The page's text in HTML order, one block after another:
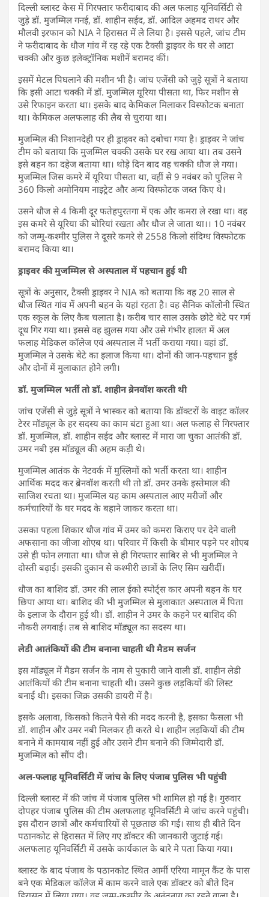
दिल्ली ब्लास्ट केस में गिरफ्तार फरीदाबाद की अल फलाह यूनिवर्सिटी से
जुड़े डॉ. मुजम्मिल गनई, डॉ. शाहीन सईद, डॉ. आदिल अहमद राथर और
मौलवी इरफान को NIA ने हिरासत में ले लिया है। इससे पहले, जांच टीम
ने फरीदाबाद के धौज गांव में रह रहे एक टैक्सी ड्राइवर के घर से आटा
चक्की और कुछ इलेक्ट्रॉनिक मशीनें बरामद कीं।
इसमें मेटल पिघलाने की मशीन भी है। जांच एजेंसी को जुड़े सूत्रों ने बताया
कि इसी आटा चक्की में डॉ. मुजम्मिल यूरिया पीसता था, फिर मशीन से
उसे रिफाइन करता था। इसके बाद केमिकल मिलाकर विस्फोटक बनाता
था। केमिकल अलफलाह की लैब से चुराया था।
मुजम्मिल की निशानदेही पर ही ड्राइवर को दबोचा गया है। ड्राइवर ने जांच
टीम को बताया कि मुजम्मिल चक्की उसके घर रख आया था। तब उसने
इसे बहन का दहेज बताया था। थोड़े दिन बाद वह चक्की धौज ले गया।
मुजम्मिल जिस कमरे में यूरिया पीसता था, वहीं से 9 नवंबर को पुलिस ने
360 किलो अमोनियम नाइट्रेट और अन्य विस्फोटक जब्त किए थे।
उसने धौज से 4 किमी दूर फतेहपुरतगा में एक और कमरा ले रखा था। वह
इस कमरे से यूरिया की बोरियां रखता और धौज ले जाता था।। 10 नवंबर
को जम्मू-कश्मीर पुलिस ने दूसरे कमरे से 2558 किलो संदिग्ध विस्फोटक
बरामद किया था।
ड्राइवर की मुजम्मिल से अस्पताल में पहचान हुई थी
सूत्रों के अनुसार, टैक्सी ड्राइवर ने NIA को बताया कि वह 20 साल से
धौज स्थित गांव में अपनी बहन के यहां रहता है। वह सैनिक कॉलोनी स्थित
एक स्कूल के लिए कैब चलाता है। करीब चार साल उसके छोटे बेटे पर गर्म
दूध गिर गया था। इससे वह झुलस गया और उसे गंभीर हालत में अल
फलाह मेडिकल कॉलेज एवं अस्पताल में भर्ती कराया गया। वहां डॉ.
मुजम्मिल ने उसके बेटे का इलाज किया था। दोनों की जान-पहचान हुई
और दोनों में मुलाकात होने लगी।
डॉ. मुजम्मिल भर्ती तो डॉ. शाहीन ब्रेनवॉश करती थी
जांच एजेंसी से जुड़े सूत्रों ने भास्कर को बताया कि डॉक्टरों के वाइट कॉलर
टेरर मॉड्यूल के हर सदस्य का काम बंटा हुआ था। अल फलाह से गिरफ्तार
डॉ. मुजम्मिल, डॉ. शाहीन सईद और ब्लास्ट में मारा जा चुका आतंकी डॉ.
उमर नबी इस मॉड्यूल की अहम कड़ी थे।
मुजम्मिल आतंक के नेटवर्क में मुस्लिमों को भर्ती करता था। शाहीन
आर्थिक मदद कर ब्रेनवॉश करती थी तो डॉ. उमर उनके इस्तेमाल की
साजिश रचता था। मुजम्मिल यह काम अस्पताल आए मरीजों और
कर्मचारियों के घर मदद के बहाने जाकर करता था।
उसका पहला शिकार धौज गांव में उमर को कमरा किराए पर देने वाली
अफसाना का जीजा शोएब था। परिवार में किसी के बीमार पड़ने पर शोएब
उसे ही फोन लगाता था। धौज से ही गिरफ्तार साबिर से भी मुजम्मिल ने
दोस्ती बढ़ाई। इसकी दुकान से कश्मीरी छात्रों के लिए सिम खरीदीं।
धौज का बाशिद डॉ. उमर की लाल ईको स्पोर्ट्स कार अपनी बहन के घर
छिपा आया था। बाशिद की भी मुजम्मिल से मुलाकात अस्पताल में पिता
के इलाज के दौरान हुई थी। डॉ. शाहीन ने उमर के कहने पर बाशिद की
नौकरी लगवाई। तब से बाशिद मॉड्यूल का सदस्य था।
लेडी आतंकियों की टीम बनाना चाहती थी मैडम सर्जन
इस मॉड्यूल में मैडम सर्जन के नाम से पुकारी जाने वाली डॉ. शाहीन लेडी
आतंकियों की टीम बनाना चाहती थी। उसने कुछ लड़कियों की लिस्ट
बनाई थी। इसका जिक्र उसकी डायरी में है।
इसके अलावा, किसको कितने पैसे की मदद करनी है, इसका फैसला भी
डॉ. शाहीन और उमर नबी मिलकर ही करते थे। शाहीन लड़कियों की टीम
बनाने में कामयाब नहीं हुई और उसने टीम बनाने की जिम्मेदारी डॉ.
मुजम्मिल को सौंप दी।
अल-फलाह यूनिवर्सिटी में जांच के लिए पंजाब पुलिस भी पहुंची
दिल्ली ब्लास्ट में की जांच में पंजाब पुलिस भी शामिल हो गई है। गुरुवार
दोपहर पंजाब पुलिस की टीम अलफलाह यूनिवर्सिटी मे जांच करने पहुंची।
इस दौरान छात्रों और कर्मचारियों से पूछताछ की गई। साथ ही बीते दिन
पठानकोट से हिरासत में लिए गए डॉक्टर की जानकारी जुटाई गई।
अलफलाह यूनिवर्सिटी में उसके कार्यकाल के बारे मे पता किया गया।
ब्लास्ट के बाद पंजाब के पठानकोट स्थित आर्मी एरिया मामून कैंट के पास
बने एक मेडिकल कॉलेज में काम करने वाले एक डॉक्टर को बीते दिन